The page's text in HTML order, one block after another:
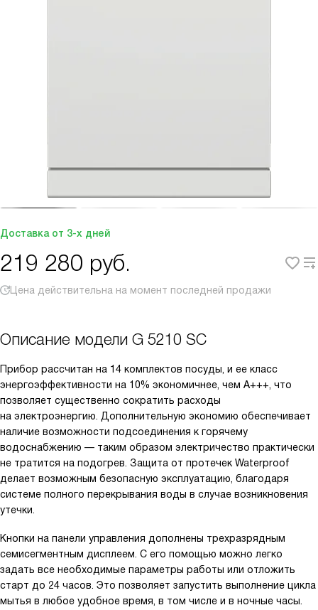
Доставка от 3-х дней
219 280 руб.
Цена действительна на момент последней продажи
Описание модели G 5210 SC
Прибор рассчитан на 14 комплектов посуды, и ее класс
энергоэффективности на 10% экономичнее, чем A+++, что
позволяет существенно сократить расходы
на электроэнергию. Дополнительную экономию обеспечивает
наличие возможности подсоединения к горячему
водоснабжению — таким образом электричество практически
не тратится на подогрев. Защита от протечек Waterproof
делает возможным безопасную эксплуатацию, благодаря
системе полного перекрывания воды в случае возникновения
утечки.
Кнопки на панели управления дополнены трехразрядным
семисегментным дисплеем. С его помощью можно легко
задать все необходимые параметры работы или отложить
старт до 24 часов. Это позволяет запустить выполнение цикла
мытья в любое удобное время, в том числе и в ночные часы.